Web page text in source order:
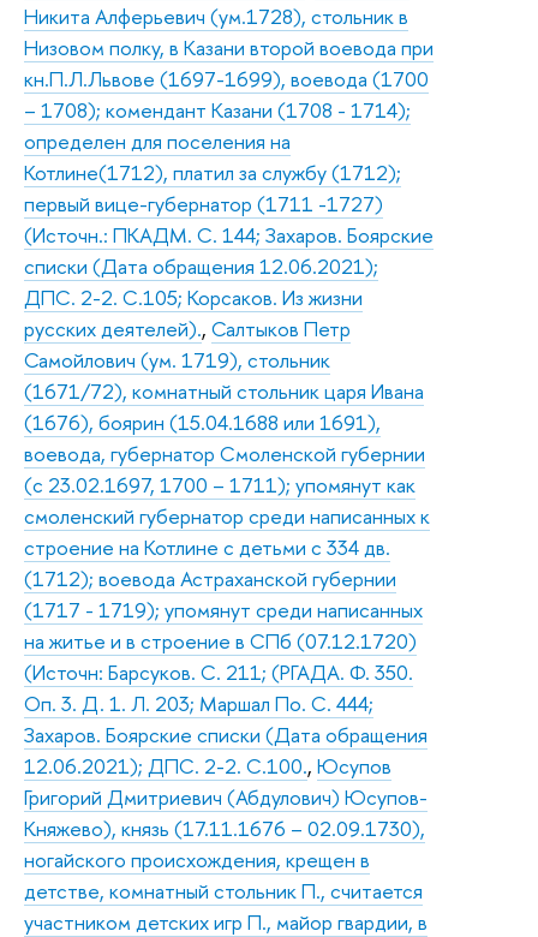
Никита Алферьевич (ум.1728), стольник в
Низовом полку, в Казани второй воевода при
кн.П.Л.Львове (1697-1699), воевода (1700
– 1708); комендант Казани (1708 - 1714);
определен для поселения на
Котлине(1712), платил за службу (1712);
первый вице-губернатор (1711 -1727)
(Источн.: ПКАДМ. С. 144; Захаров. Боярские
списки (Дата обращения 12.06.2021);
ДПС. 2-2. С.105; Корсаков. Из жизни
русских деятелей)., Салтыков Петр
Самойлович (ум. 1719), стольник
(1671/72), комнатный стольник царя Ивана
(1676), боярин (15.04.1688 или 1691),
воевода, губернатор Смоленской губернии
(с 23.02.1697, 1700 – 1711); упомянут как
смоленский губернатор среди написанных к
строение на Котлине с детьми с 334 дв.
(1712); воевода Астраханской губернии
(1717 - 1719); упомянут среди написанных
на житье и в строение в СПб (07.12.1720)
(Источн: Барсуков. С. 211; (РГАДА. Ф. 350.
Оп. 3. Д. 1. Л. 203; Маршал По. С. 444;
Захаров. Боярские списки (Дата обращения
12.06.2021); ДПС. 2-2. С.100., Юсупов
Григорий Дмитриевич (Абдулович) Юсупов-
Княжево), князь (17.11.1676 – 02.09.1730),
ногайского происхождения, крещен в
детстве, комнатный стольник П., считается
участником детских игр П., майор гвардии, в